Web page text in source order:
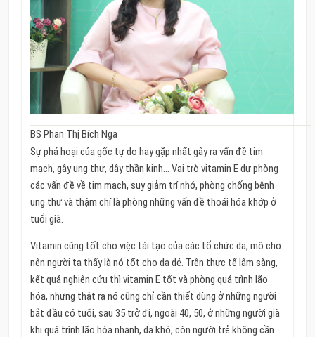
BS Phan Thị Bích Nga
Sự phá hoại của gốc tự do hay gặp nhất gây ra vấn đề tim
mạch, gây ung thư, dây thần kinh… Vai trò vitamin E dự phòng
các vấn đề về tim mạch, suy giảm trí nhớ, phòng chống bệnh
ung thư và thậm chí là phòng những vấn đề thoái hóa khớp ở
tuổi già.
Vitamin cũng tốt cho việc tái tạo của các tổ chức da, mô cho
nên người ta thấy là nó tốt cho da dẻ. Trên thực tế lâm sàng,
kết quả nghiên cứu thì vitamin E tốt và phòng quá trình lão
hóa, nhưng thật ra nó cũng chỉ cần thiết dùng ở những người
bắt đầu có tuổi, sau 35 trở đi, ngoài 40, 50, ở những người già
khi quá trình lão hóa nhanh, da khô, còn người trẻ không cần